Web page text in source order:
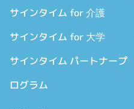
サインタイム for 介護
サインタイム for 大学
サインタイム パートナープ
ログラム